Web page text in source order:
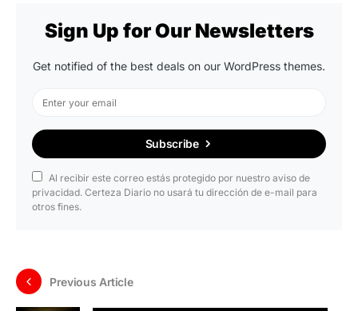
Sign Up for Our Newsletters
Get notified of the best deals on our WordPress themes.
Subscribe
Al recibir este correo estás protegido por nuestro aviso de
privacidad. Certeza Diario no usará tu dirección de e-mail para
otros fines.
Previous Article